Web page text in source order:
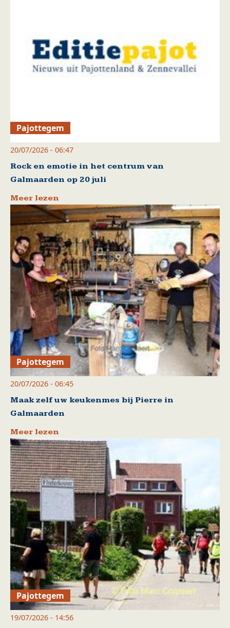
Pajottegem
20/07/2026 - 06:47
Rock en emotie in het centrum van
Galmaarden op 20 juli
Meer lezen
Pajottegem
20/07/2026 - 06:45
Maak zelf uw keukenmes bij Pierre in
Galmaarden
Meer lezen
Pajottegem
19/07/2026 - 14:56